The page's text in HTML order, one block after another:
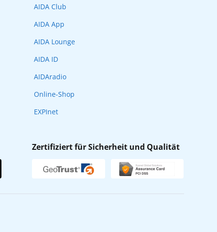
AIDA Club
AIDA App
AIDA Lounge
AIDA ID
AIDAradio
Online-Shop
EXPInet
Zertifiziert für Sicherheit und Qualität